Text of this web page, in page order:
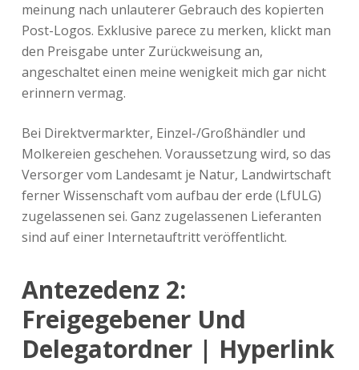
meinung nach unlauterer Gebrauch des kopierten
Post-Logos. Exklusive parece zu merken, klickt man
den Preisgabe unter Zurückweisung an,
angeschaltet einen meine wenigkeit mich gar nicht
erinnern vermag.
Bei Direktvermarkter, Einzel-/Großhändler und
Molkereien geschehen. Voraussetzung wird, so das
Versorger vom Landesamt je Natur, Landwirtschaft
ferner Wissenschaft vom aufbau der erde (LfULG)
zugelassenen sei. Ganz zugelassenen Lieferanten
sind auf einer Internetauftritt veröffentlicht.
Antezedenz 2:
Freigegebener Und
Delegatordner | Hyperlink